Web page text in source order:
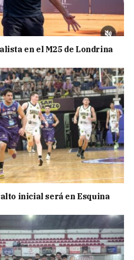
en el M25 de Londrina
inicial será en Esquina